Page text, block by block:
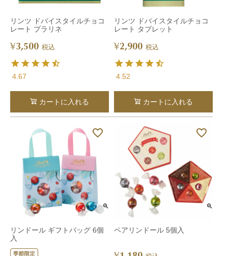
リンツ ドバイスタイルチョコ
レート プラリネ
¥3,500 税込
4.67
カートに入れる
リンツ ドバイスタイルチョコ
レート タブレット
¥2,900 税込
4.52
カートに入れる
リンドール ギフトバッグ 6個
入
ペアリンドール 5個入